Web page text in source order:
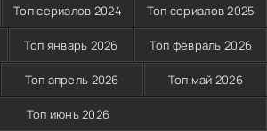
Топ сериалов 2024 Топ сериалов 2025
Топ январь 2026 Топ февраль 2026
Топ апрель 2026 Топ май 2026
Топ июнь 2026